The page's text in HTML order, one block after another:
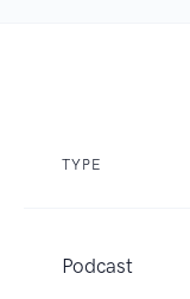
TYPE
Podcast